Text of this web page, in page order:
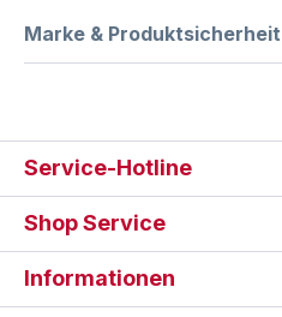
Marke & Produktsicherheit
Service-Hotline
Shop Service
Informationen